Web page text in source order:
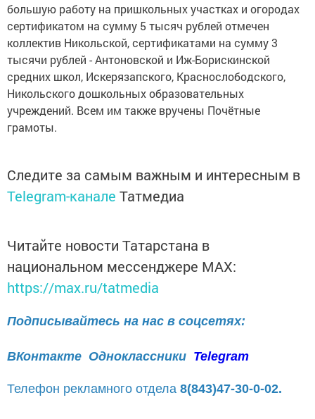
большую работу на пришкольных участках и огородах
сертификатом на сумму 5 тысяч рублей отмечен
коллектив Никольской, сертификатами на сумму 3
тысячи рублей - Антоновской и Иж-Борискинской
средних школ, Искерязапского, Краснослободского,
Никольского дошкольных образовательных
учреждений. Всем им также вручены Почётные
грамоты.
Следите за самым важным и интересным в
Telegram-канале Татмедиа
Читайте новости Татарстана в
национальном мессенджере MАХ:
https://max.ru/tatmedia
Подписывайтесь на нас в соцсетях:
ВКонтакте Одноклассники Telegram
Телефон рекламного отдела 8(843)47-30-0-02.